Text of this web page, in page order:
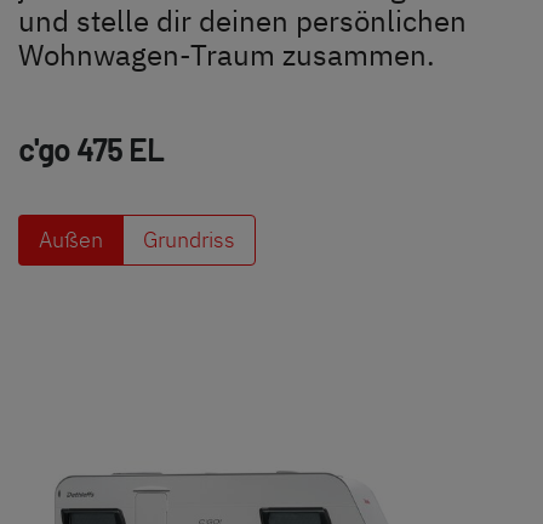
und stelle dir deinen persönlichen
Wohnwagen-Traum zusammen.
c'go 475 EL
Außen Grundriss
Finde den Dethleffs Händler in deiner Nähe